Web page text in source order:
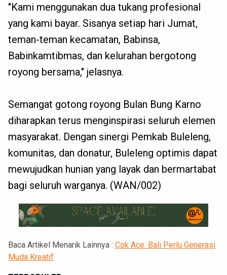
"Kami menggunakan dua tukang profesional
yang kami bayar. Sisanya setiap hari Jumat,
teman-teman kecamatan, Babinsa,
Babinkamtibmas, dan kelurahan bergotong
royong bersama," jelasnya.
Semangat gotong royong Bulan Bung Karno
diharapkan terus menginspirasi seluruh elemen
masyarakat. Dengan sinergi Pemkab Buleleng,
komunitas, dan donatur, Buleleng optimis dapat
mewujudkan hunian yang layak dan bermartabat
bagi seluruh warganya. (WAN/002)
Baca Artikel Menarik Lainnya : Cok Ace: Bali Perlu Generasi
Muda Kreatif